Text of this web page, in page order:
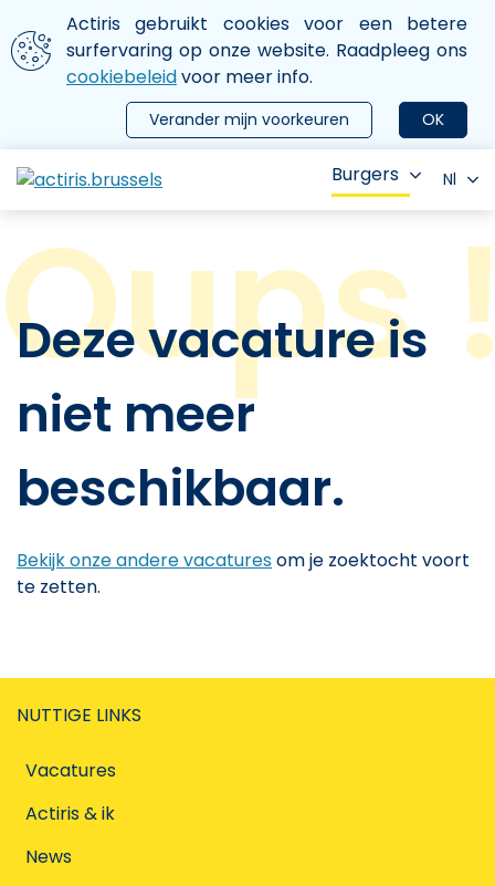
Aller au contenu principal
We gebruiken cookies
Actiris gebruikt cookies voor een betere
surfervaring op onze website. Raadpleeg ons
cookiebeleidvoor meer info.
OK
Verander mijn voorkeuren
le menu
Burgers Nl
Deze vacature is
niet meer
beschikbaar.
Bekijk onze andere vacaturesom je zoektocht voort
te zetten.
NUTTIGE LINKS
Vacatures
Actiris & ik
News